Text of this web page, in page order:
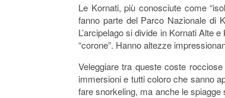
Le Kornati, più conosciute come
fanno parte del Parco Nazionale di
L’arcipelago si divide in Kornati Alte
“corone”. Hanno altezze
Veleggiare tra queste coste
immersioni e tutti coloro che sanno
fare snorkeling, ma anche le